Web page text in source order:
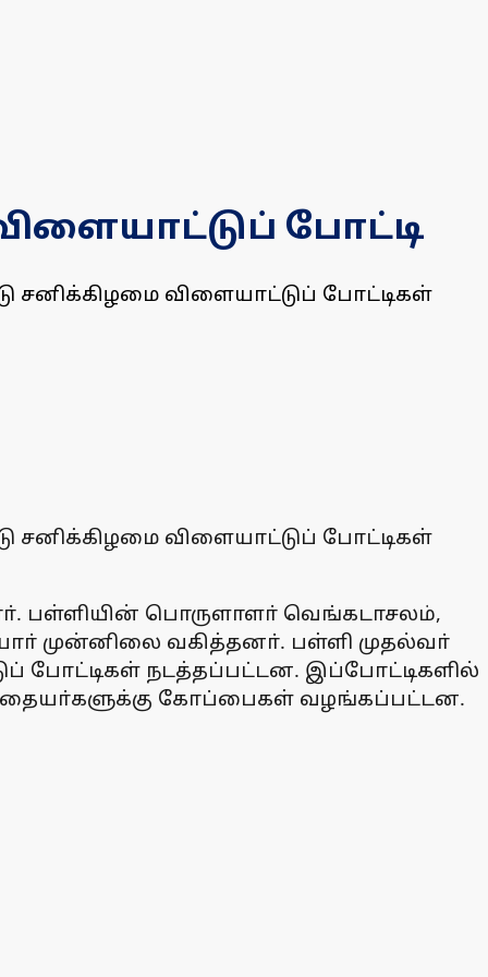
போட்டி
சனிக்கிழமை விளையாட்டுப் போட்டிகள்
சனிக்கிழமை விளையாட்டுப் போட்டிகள்
பள்ளியின் பொருளாளா் வெங்கடாசலம்,
முன்னிலை வகித்தனா். பள்ளி முதல்வா்
போட்டிகள் நடத்தப்பட்டன. இப்போட்டிகளில்
கோப்பைகள் வழங்கப்பட்டன.